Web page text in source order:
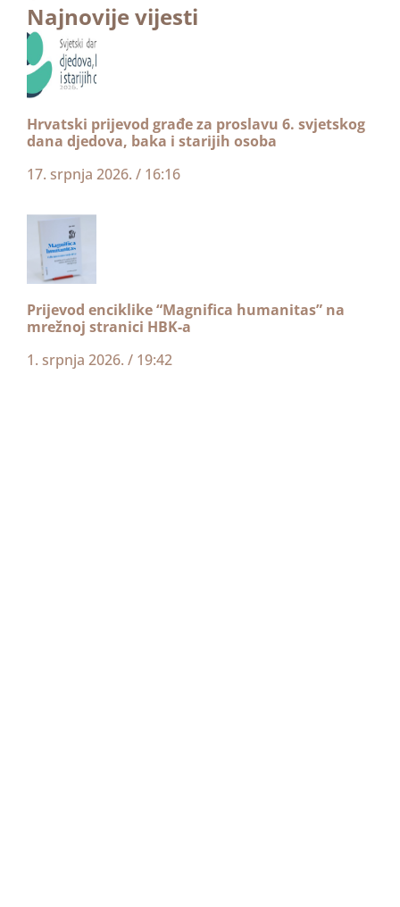
Najnovije vijesti
Hrvatski prijevod građe za proslavu 6. svjetskog
dana djedova, baka i starijih osoba
17. srpnja 2026.
16:16
Prijevod enciklike “Magnifica humanitas” na
mrežnoj stranici HBK-a
1. srpnja 2026.
19:42